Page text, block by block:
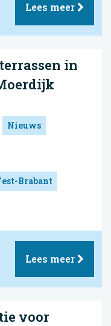
Lees meer
in
Nieuws
Brabant
Lees meer
voor